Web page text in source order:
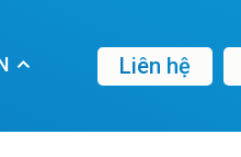
Liên hệ